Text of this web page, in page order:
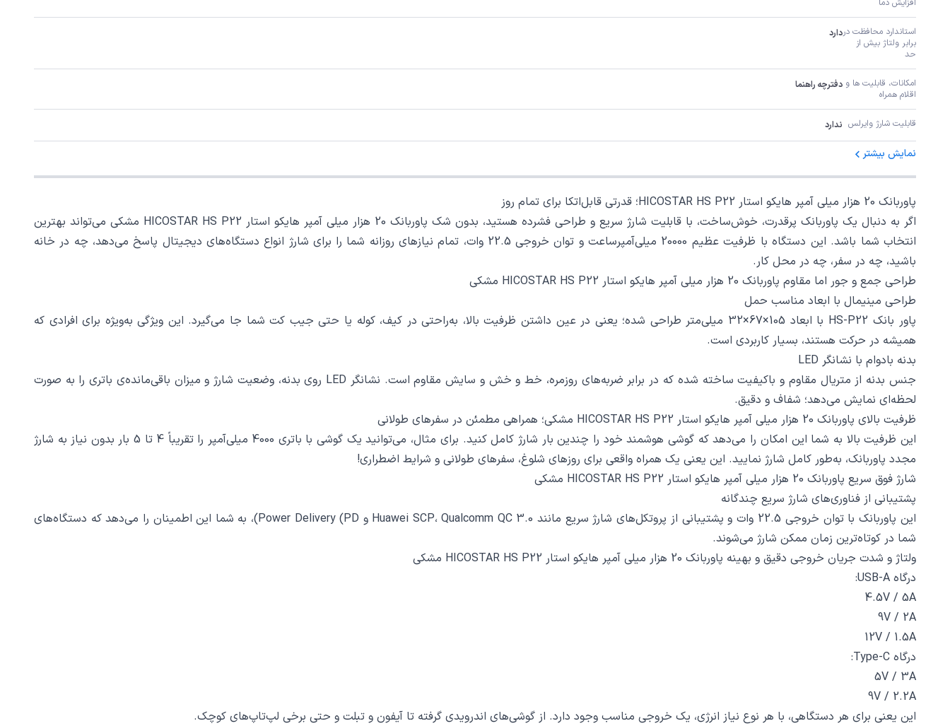
افزایش دما
استاندارد محافظت در
حد
دارد
اقلام همراه
دفترچه راهنما
قابلیت شارژ وایرلس ندارد
نمایش بیشتر
پاوربانک 20 هزار میلی آمپر هایکو استار HICOSTAR HS P22؛ قدرتی قابل‌اتکا برای تمام روز
اگر به دنبال یک پاوربانک پرقدرت، خوش‌ساخت، با قابلیت شارژ سریع و طراحی فشرده هستید، بدون شک پاوربانک 20 هزار میلی آمپر هایکو استار HICOSTAR HS P22 مشکی می‌تواند بهترین
انتخاب شما باشد. این دستگاه با ظرفیت عظیم 20000 میلی‌آمپرساعت و توان خروجی 22.5 وات، تمام نیازهای روزانه شما را برای شارژ انواع دستگاه‌های دیجیتال پاسخ می‌دهد، چه در خانه
باشید، چه در سفر، چه در محل کار.
طراحی جمع‌ و جور اما مقاوم پاوربانک 20 هزار میلی آمپر هایکو استار HICOSTAR HS P22 مشکی
طراحی مینیمال با ابعاد مناسب حمل
پاور بانک HS-P22 با ابعاد 105×67×32 میلی‌متر طراحی شده؛ یعنی در عین داشتن ظرفیت بالا، به‌راحتی در کیف، کوله یا حتی جیب کت شما جا می‌گیرد. این ویژگی به‌ویژه برای افرادی که
همیشه در حرکت هستند، بسیار کاربردی است.
بدنه‌ بادوام با نشانگر LED
جنس بدنه از متریال مقاوم و باکیفیت ساخته شده که در برابر ضربه‌های روزمره، خط و خش و سایش مقاوم است. نشانگر LED روی بدنه، وضعیت شارژ و میزان باقی‌مانده‌ی باتری را به صورت
لحظه‌ای نمایش می‌دهد؛ شفاف و دقیق.
ظرفیت بالای پاوربانک 20 هزار میلی آمپر هایکو استار HICOSTAR HS P22 مشکی؛ همراهی مطمئن در سفرهای طولانی
این ظرفیت بالا به شما این امکان را می‌دهد که گوشی هوشمند خود را چندین بار شارژ کامل کنید. برای مثال، می‌توانید یک گوشی با باتری 4000 میلی‌آمپر را تقریباً 4 تا 5 بار بدون نیاز به شارژ
مجدد پاوربانک، به‌طور کامل شارژ نمایید. این یعنی یک همراه واقعی برای روزهای شلوغ، سفرهای طولانی و شرایط اضطراری!
شارژ فوق سریع پاوربانک 20 هزار میلی آمپر هایکو استار HICOSTAR HS P22 مشکی
پشتیبانی از فناوری‌های شارژ سریع چندگانه
این پاوربانک با توان خروجی 22.5 وات و پشتیبانی از پروتکل‌های شارژ سریع مانند Huawei SCP، Qualcomm QC 3.0 و Power Delivery (PD)، به شما این اطمینان را می‌دهد که دستگاه‌های
شما در کوتاه‌ترین زمان ممکن شارژ می‌شوند.
ولتاژ و شدت جریان خروجی دقیق و بهینه پاوربانک 20 هزار میلی آمپر هایکو استار HICOSTAR HS P22 مشکی
درگاه USB-A:
4.5V / 5A
9V / 2A
12V / 1.5A
درگاه Type-C:
5V / 3A
9V / 2.2A
این یعنی برای هر دستگاهی، با هر نوع نیاز انرژی، یک خروجی مناسب وجود دارد. از گوشی‌های اندرویدی گرفته تا آیفون و تبلت و حتی برخی لپ‌تاپ‌های کوچک.